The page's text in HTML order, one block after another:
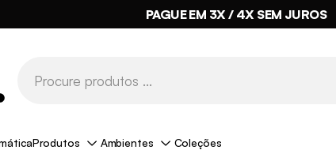
PAGUE EM 3X / 4X SEM JUROS
Produtos Ambientes Coleções